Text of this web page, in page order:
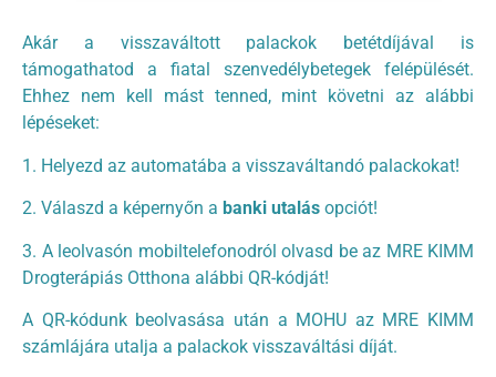
Akár a visszaváltott palackok betétdíjával is
támogathatod a fiatal szenvedélybetegek felépülését.
Ehhez nem kell mást tenned, mint követni az alábbi
lépéseket:
1. Helyezd az automatába a visszaváltandó palackokat!
2. Válaszd a képernyőn a banki utalás opciót!
3. A leolvasón mobiltelefonodról olvasd be az MRE KIMM
Drogterápiás Otthona alábbi QR-kódját!
A QR-kódunk beolvasása után a MOHU az MRE KIMM
számlájára utalja a palackok visszaváltási díját.